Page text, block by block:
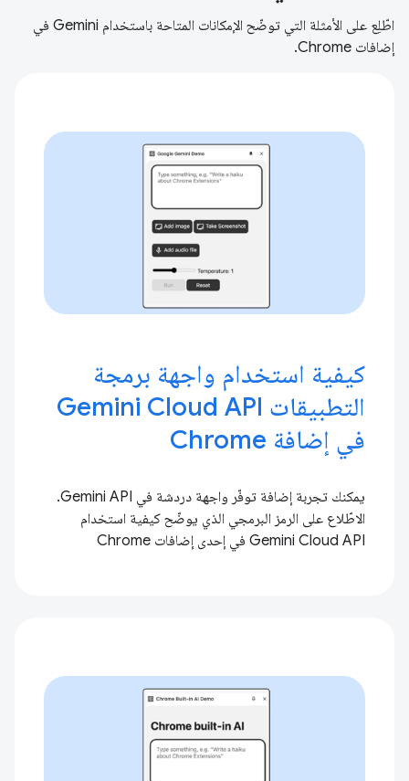
اطّلِع على الأمثلة التي توضّح الإمكانات المتاحة باستخدام Gemini في
إضافات Chrome.
كيفية استخدام واجهة برمجة
التطبيقات Gemini Cloud API
في إضافة Chrome
يمكنك تجربة إضافة توفّر واجهة دردشة في Gemini API.
الاطّلاع على الرمز البرمجي الذي يوضّح كيفية استخدام
Gemini Cloud API في إحدى إضافات Chrome